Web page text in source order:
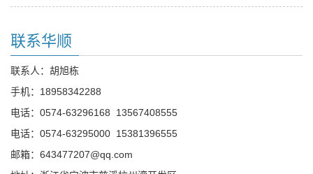
联系华顺
联系人：胡旭栋
手机： 18958342288
电话： 0574-63296168
13567408555
电话： 0574-63295000 15381396555
邮箱： 643477207@qq.com